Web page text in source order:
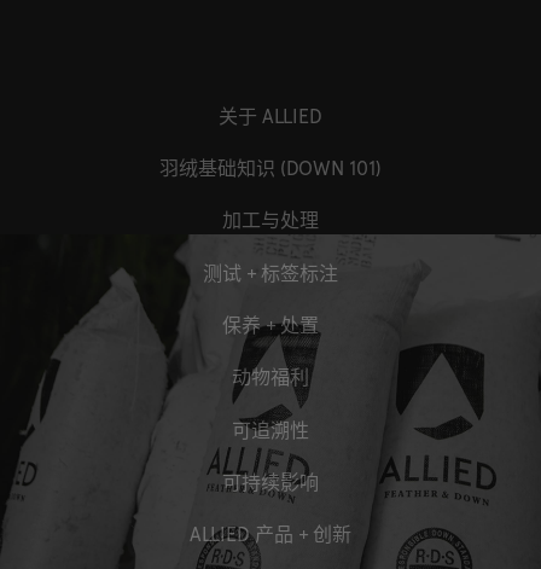
关于 ALLIED
羽绒基础知识 (DOWN 101)
加工与处理
测试 + 标签标注
保养 + 处置
动物福利
可追溯性
可持续影响
ALLIED 产品 + 创新